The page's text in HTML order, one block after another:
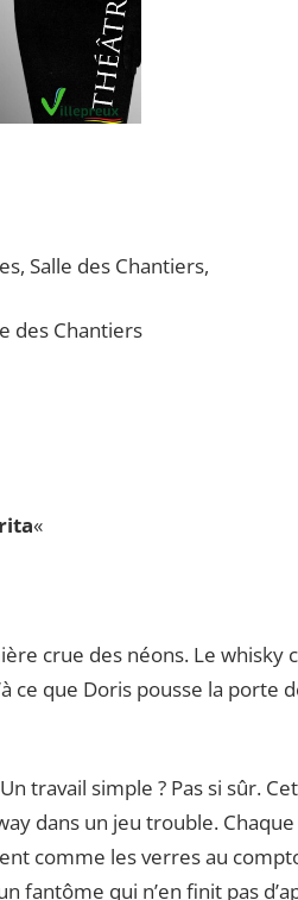
Salle des Chantiers,
des Chantiers
«
crue des néons. Le whisky
ce que Doris pousse la porte
travail simple ? Pas si sûr.
dans un jeu trouble.
comme les verres au
fantôme qui n’en finit pas